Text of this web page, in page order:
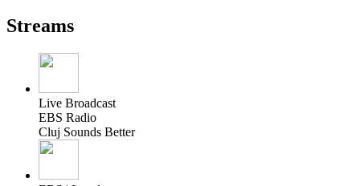
Streams
Live Broadcast
EBS Radio
Cluj Sounds Better